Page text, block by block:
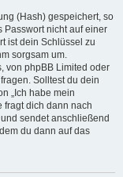
(Hash) gespeichert, so
Passwort nicht auf einer
ist dein Schlüssel zu
sorgsam um.
von phpBB Limited oder
Solltest du dein
„Ich habe mein
fragt dich dann nach
sendet anschließend
du dann auf das